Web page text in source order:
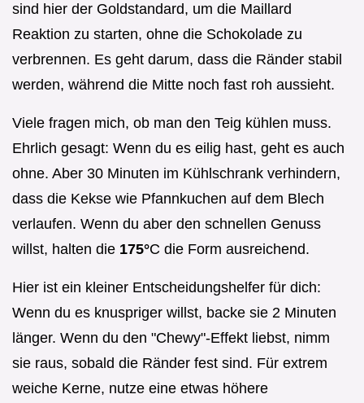
sind hier der Goldstandard, um die Maillard
Reaktion zu starten, ohne die Schokolade zu
verbrennen. Es geht darum, dass die Ränder stabil
werden, während die Mitte noch fast roh aussieht.
Viele fragen mich, ob man den Teig kühlen muss.
Ehrlich gesagt: Wenn du es eilig hast, geht es auch
ohne. Aber 30 Minuten im Kühlschrank verhindern,
dass die Kekse wie Pfannkuchen auf dem Blech
verlaufen. Wenn du aber den schnellen Genuss
willst, halten die 175°C die Form ausreichend.
Hier ist ein kleiner Entscheidungshelfer für dich:
Wenn du es knuspriger willst, backe sie 2 Minuten
länger. Wenn du den "Chewy"-Effekt liebst, nimm
sie raus, sobald die Ränder fest sind. Für extrem
weiche Kerne, nutze eine etwas höhere